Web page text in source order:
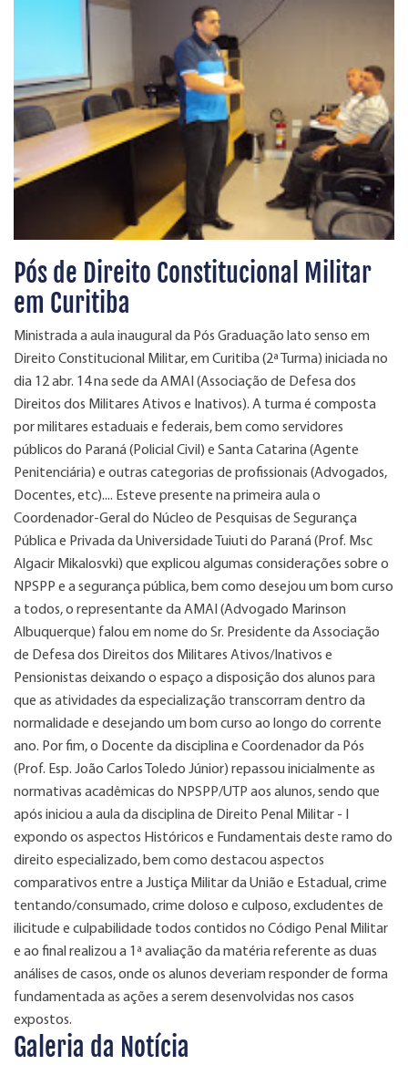
Pós de Direito Constitucional Militar
em Curitiba
Ministrada a aula inaugural da Pós Graduação lato senso em
Direito Constitucional Militar, em Curitiba (2ª Turma) iniciada no
dia 12 abr. 14 na sede da AMAI (Associação de Defesa dos
Direitos dos Militares Ativos e Inativos). A turma é composta
por militares estaduais e federais, bem como servidores
públicos do Paraná (Policial Civil) e Santa Catarina (Agente
Penitenciária) e outras categorias de profissionais (Advogados,
Docentes, etc).... Esteve presente na primeira aula o
Coordenador-Geral do Núcleo de Pesquisas de Segurança
Pública e Privada da Universidade Tuiuti do Paraná (Prof. Msc
Algacir Mikalosvki) que explicou algumas considerações sobre o
NPSPP e a segurança pública, bem como desejou um bom curso
a todos, o representante da AMAI (Advogado Marinson
Albuquerque) falou em nome do Sr. Presidente da Associação
de Defesa dos Direitos dos Militares Ativos/Inativos e
Pensionistas deixando o espaço a disposição dos alunos para
que as atividades da especialização transcorram dentro da
normalidade e desejando um bom curso ao longo do corrente
ano. Por fim, o Docente da disciplina e Coordenador da Pós
(Prof. Esp. João Carlos Toledo Júnior) repassou inicialmente as
normativas acadêmicas do NPSPP/UTP aos alunos, sendo que
após iniciou a aula da disciplina de Direito Penal Militar - I
expondo os aspectos Históricos e Fundamentais deste ramo do
direito especializado, bem como destacou aspectos
comparativos entre a Justiça Militar da União e Estadual, crime
tentando/consumado, crime doloso e culposo, excludentes de
ilicitude e culpabilidade todos contidos no Código Penal Militar
e ao final realizou a 1ª avaliação da matéria referente as duas
análises de casos, onde os alunos deveriam responder de forma
fundamentada as ações a serem desenvolvidas nos casos
expostos.
Galeria da Notícia